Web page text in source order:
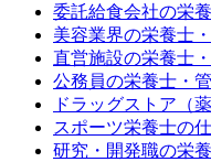
委託給食会社の栄
美容業界の栄養士
直営施設の栄養士
公務員の栄養士・
ドラッグストア（
スポーツ栄養士の
研究・開発職の栄